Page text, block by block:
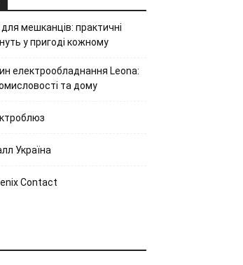
мешканців: практичні
у пригоді кожному
електрообладнання Leona:
та дому
Україна
Contact